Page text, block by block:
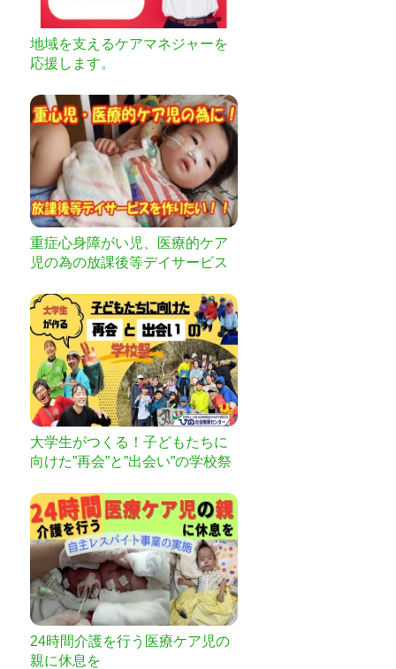
地域を支えるケアマネジャーを
応援します。
重症心身障がい児、医療的ケア
児の為の放課後等デイサービス
大学生がつくる！子どもたちに
向けた”再会”と”出会い”の学校祭
24時間介護を行う医療ケア児の
親に休息を